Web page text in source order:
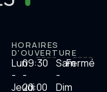
HORAIRES
D'OUVERTURE
Lun
-
Jeudi
09:30
-
20:00
Sam
-
Dim
Fermé